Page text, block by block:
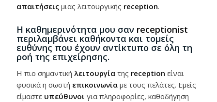
απαιτήσειςμιας λειτουργικής reception.
Η καθημερινότητα μου σαν receptionist
περιλαμβάνει καθήκοντα και τομείς
ευθύνης που έχουν αντίκτυπο σε όλη τη
ροή της επιχείρησης.
Η πιο σημαντική λειτουργίατης reception είναι
φυσικά η σωστή επικοινωνίαμε τους πελάτες. Εμείς
είμαστε υπεύθυνοι για πληροφορίες, καθοδήγηση